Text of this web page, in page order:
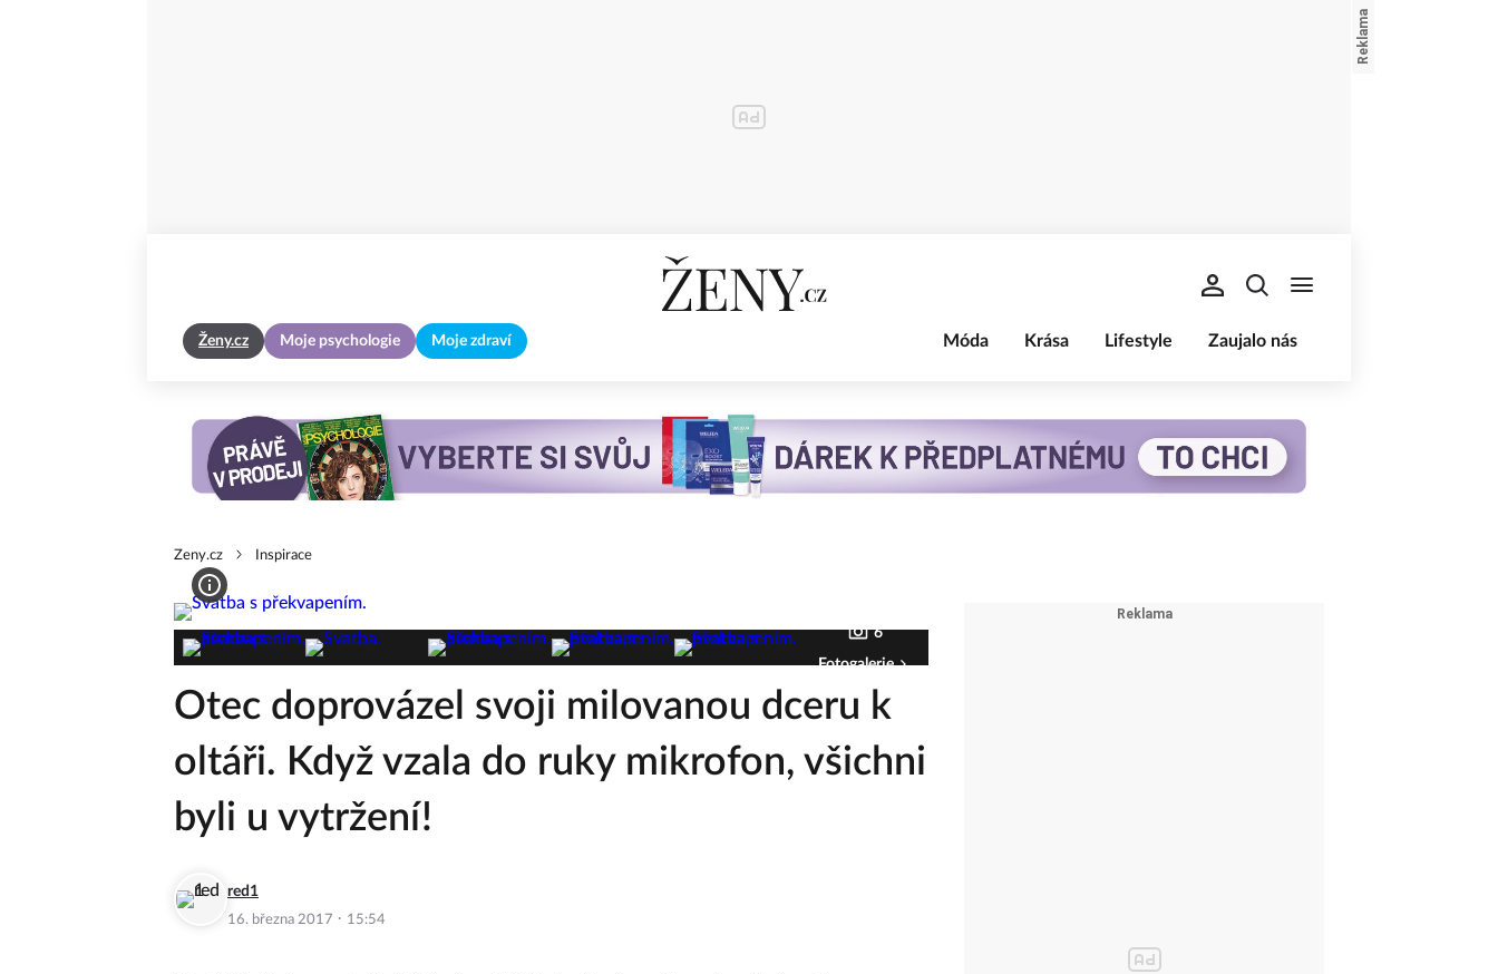
Ženy.cz Moje psychologie Moje zdraví Móda Krása Lifestyle Zaujalo nás
Zeny.cz Inspirace
6
Fotogalerie
Otec doprovázel svoji milovanou dceru k
oltáři. Když vzala do ruky mikrofon, všichni
byli u vytržení!
red1
16. března 2017 · 15:54